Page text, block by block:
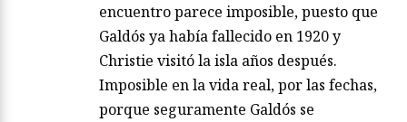
encuentro parece imposible, puesto que
Galdós ya había fallecido en 1920 y
Christie visitó la isla años después.
Imposible en la vida real, por las fechas,
porque seguramente Galdós se